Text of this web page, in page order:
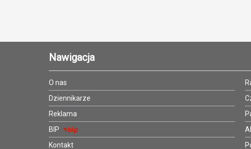
Nawigacja
O nas
Dziennikarze
Reklama
BIP
Kontakt